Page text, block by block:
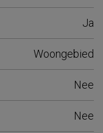
Ja
Woongebied
Nee
Nee